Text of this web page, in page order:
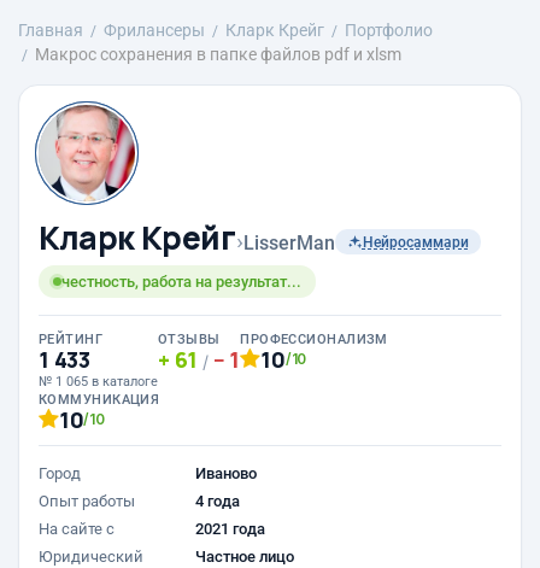
Главная Фрилансеры Кларк Крейг
Портфолио
Макрос сохранения в папке файлов pdf и xlsm
Кларк Крейг›LisserMan Нейросаммари
честность, работа на результат...
РЕЙТИНГ
1 433
№ 1 065 в каталоге
ОТЗЫВЫ
61 / 1
ПРОФЕССИОНАЛИЗМ
10/10
КОММУНИКАЦИЯ
10/10
Город
Иваново
Опыт работы
4 года
На сайте с
2021 года
Юридический
Частное лицо